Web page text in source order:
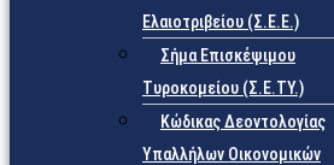
Ελαιοτριβείου (Σ.Ε.Ε.)
Σήμα Επισκέψιμου
Τυροκομείου (Σ.Ε.TY.)
Κώδικας Δεοντολογίας
Υπαλλήλων Οικονομικών